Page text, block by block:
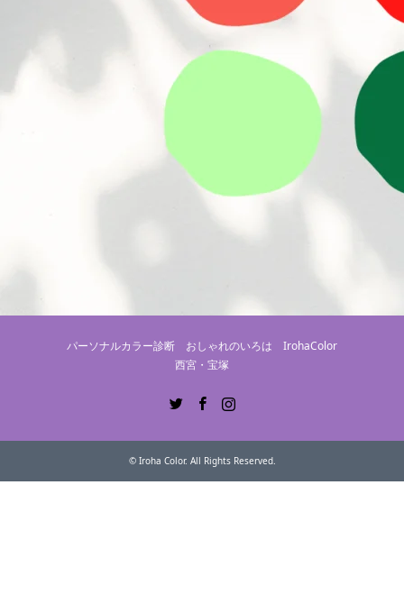
パーソナルカラー診断 おしゃれのいろは IrohaColor
西宮・宝塚
© Iroha Color. All Rights Reserved.